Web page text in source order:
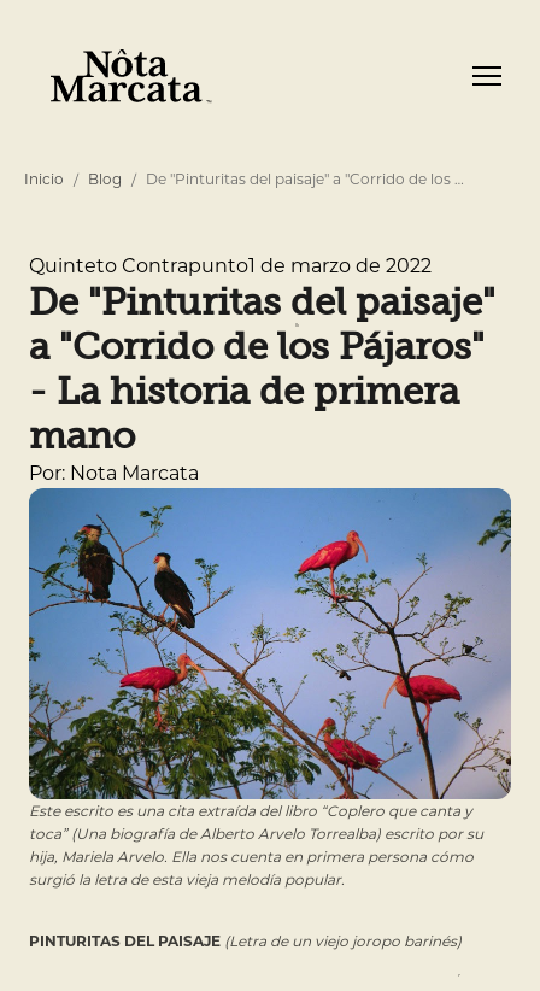
Inicio Blog De "Pinturitas del paisaje" a "Corrido de los …
Quinteto Contrapunto1 de marzo de 2022
De "Pinturitas del paisaje"
a "Corrido de los Pájaros"
- La historia de primera
mano
Por: Nota Marcata
Este escrito es una cita extraída del libro “Coplero que canta y
toca” (Una biografía de Alberto Arvelo Torrealba) escrito por su
hija, Mariela Arvelo. Ella nos cuenta en primera persona cómo
surgió la letra de esta vieja melodía popular.
PINTURITAS DEL PAISAJE (Letra de un viejo joropo barinés)